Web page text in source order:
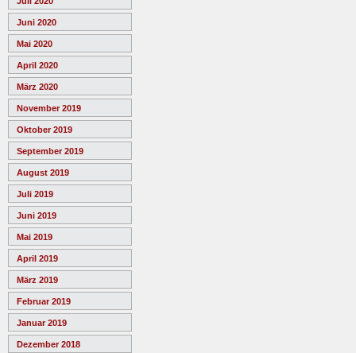
Juni 2020
Mai 2020
April 2020
März 2020
November 2019
Oktober 2019
September 2019
August 2019
Juli 2019
Juni 2019
Mai 2019
April 2019
März 2019
Februar 2019
Januar 2019
Dezember 2018